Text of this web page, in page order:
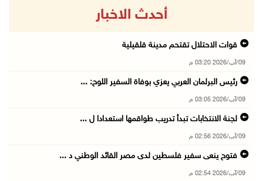
أحدث الاخبار
قوات الاحتلال تقتحم مدينة قلقيلية
09/آب/2026 03:20 م
رئيس البرلمان العربي يعزي بوفاة السفير اللوح: ...
09/آب/2026 03:05 م
لجنة الانتخابات تبدأ تدريب طواقمها استعدادا ل ...
09/آب/2026 02:56 م
فتوح ينعى سفير فلسطين لدى مصر القائد الوطني د ...
09/آب/2026 02:54 م